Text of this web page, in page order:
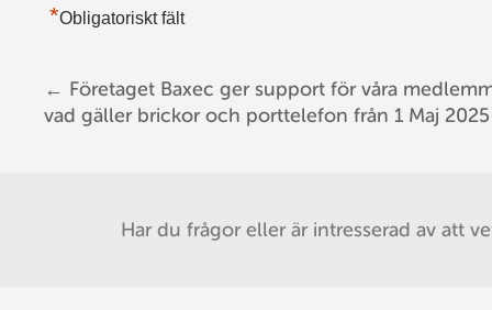
*Obligatoriskt fält
Post navigation
← Företaget Baxec ger support för våra
vad gäller brickor och porttelefon från 1 Maj 2025
Har du frågor eller är intresserad av att